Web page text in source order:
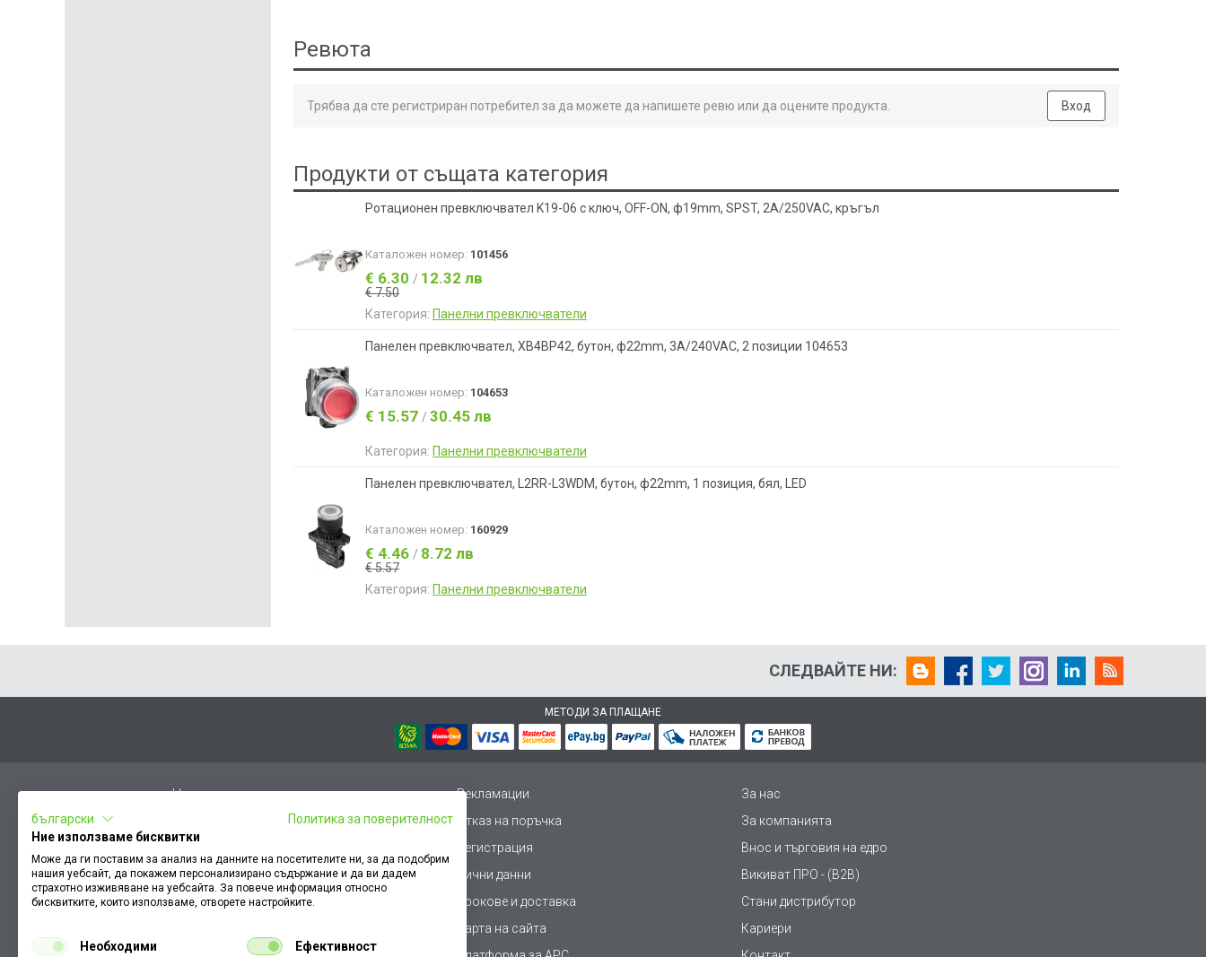
Ревюта
Трябва да сте регистриран потребител за да можете да напишете ревю или да оцените продукта. Вход
Продукти от същата категория
Ротационен превключвател K19-06 с ключ, OFF-ON, ф19mm, SPST, 2A/250VAC, кръгъл
Каталожен номер: 101456
€ 6.30 / 12.32 лв
€ 7.50
Категория: Панелни превключватели
Панелен превключвател, XB4BP42, бутон, ф22mm, 3A/240VAC, 2 позиции 104653
Каталожен номер: 104653
€ 15.57 / 30.45 лв
Категория: Панелни превключватели
Панелен превключвател, L2RR-L3WDM, бутон, ф22mm, 1 позиция, бял, LED
Каталожен номер: 160929
€ 4.46 / 8.72 лв
€ 5.57
Категория: Панелни превключватели
СЛЕДВАЙТЕ НИ:
МЕТОДИ ЗА ПЛАЩАНЕ
Начало Рекламации
За нас
Отказ на поръчка
За компанията
Регистрация
Внос и търговия на едро
Оплакване / похвала
Лични данни
Викиват ПРО - (B2B)
Условия за ползване
Срокове и доставка
Стани дистрибутор
Карта на сайта
Кариери
български
Политика за поверителност
Ние използваме бисквитки
Може да ги поставим за анализ на данните на посетителите ни, за да подобрим
нашия уебсайт, да покажем персонализирано съдържание и да ви дадем
страхотно изживяване на уебсайта. За повече информация относно
бисквитките, които използваме, отворете настройките.
Необходими Ефективност